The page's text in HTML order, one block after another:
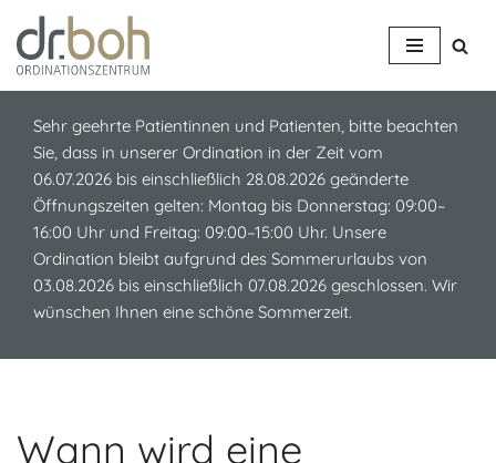
Z
u
g
e
Sehr geehrte Patientinnen und Patienten, bitte beachten
Sie, dass in unserer Ordination in der Zeit vom
06.07.2026 bis einschließlich 28.08.2026 geänderte
Öffnungszeiten gelten: Montag bis Donnerstag: 09:00–
16:00 Uhr und Freitag: 09:00–15:00 Uhr. Unsere
Ordination bleibt aufgrund des Sommerurlaubs von
03.08.2026 bis einschließlich 07.08.2026 geschlossen. Wir
wünschen Ihnen eine schöne Sommerzeit.
Wann wird eine